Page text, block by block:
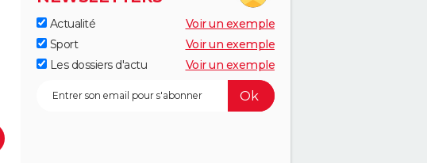
Actualité
Voir un exemple
Sport
Voir un exemple
Les dossiers d'actu
Voir un exemple